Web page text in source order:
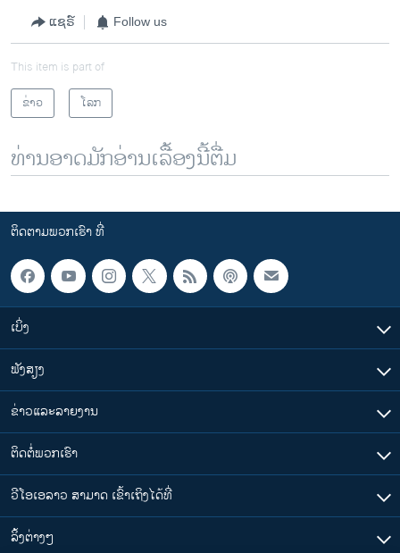
ແຊຣ໌ Follow us
This item is part of
ຂ່າວ
ໂລກ
ທ່ານອາດມັກອ່ານເລື້ອງນີ້ຕື່ມ
ຕິດຕາມພວກເຮົາ ທີ່
ເບິ່ງ
ຟັງສຽງ
ຂ່າວແລະລາຍງານ
ຕິດຕໍ່ພວກເຮົາ
ວີໂອເອລາວ ສາມາດ ເຂົ້າເຖິງໄດ້ທີ່
​ລິ້ງ​ຕ່າງໆ